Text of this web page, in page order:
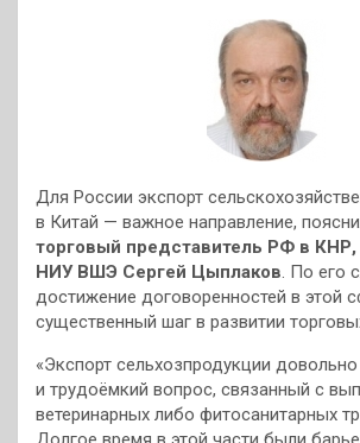
Для России экспорт
в Китай — важное направление,
торговый представитель РФ в
НИУ ВШЭ Сергей Цыплаков. По его
достижение договоренностей в этой
существенный шаг в развитии
«Экспорт сельхозпродукции
и трудоёмкий вопрос, связанный с
ветеринарных либо фитосанитарных